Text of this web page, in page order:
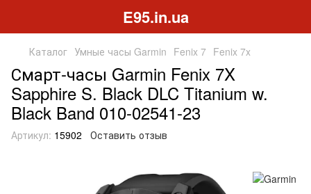
E95.in.ua
Каталог Умные часы Garmin Fenix 7 Fenix 7x
Смарт-часы Garmin Fenix 7X
Sapphire S. Black DLC Titanium w.
Black Band 010-02541-23
Артикул: 15902 Оставить отзыв